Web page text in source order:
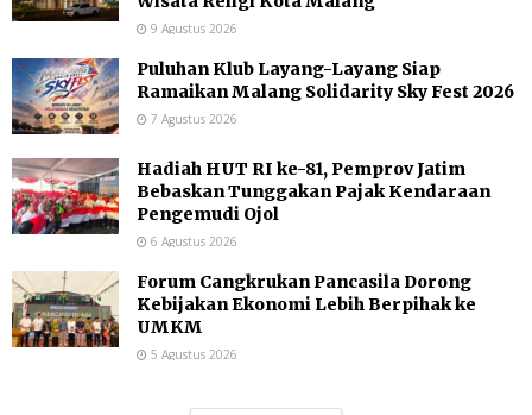
9 Agustus 2026
Puluhan Klub Layang-Layang Siap
Ramaikan Malang Solidarity Sky Fest 2026
7 Agustus 2026
Hadiah HUT RI ke-81, Pemprov Jatim
Bebaskan Tunggakan Pajak Kendaraan
Pengemudi Ojol
6 Agustus 2026
Forum Cangkrukan Pancasila Dorong
Kebijakan Ekonomi Lebih Berpihak ke
UMKM
5 Agustus 2026